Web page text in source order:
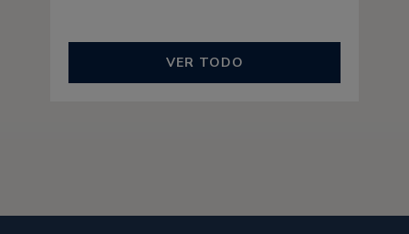
VER TODO